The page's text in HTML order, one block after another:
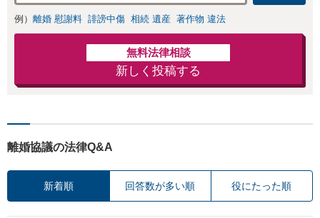
ます。
例） 離婚 慰謝料 誹謗中傷 相続 遺産 著作物 違法
無料法律相談
新しく投稿する
離婚協議の法律Q&A
新着順 回答数が多い順 役にたった順